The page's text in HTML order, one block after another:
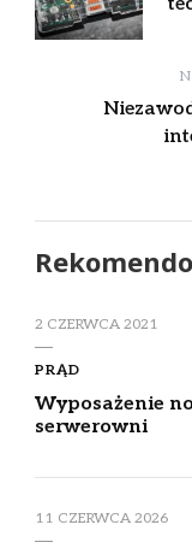
2 CZERWCA 2021
PRĄD
Wyposażenie
serwerowni
11 CZERWCA 2026